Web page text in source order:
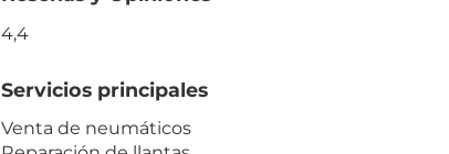
4,4
Servicios principales
Venta de neumáticos